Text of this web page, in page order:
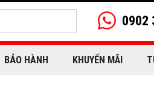
0902
BẢO HÀNH KHUYẾN MÃI